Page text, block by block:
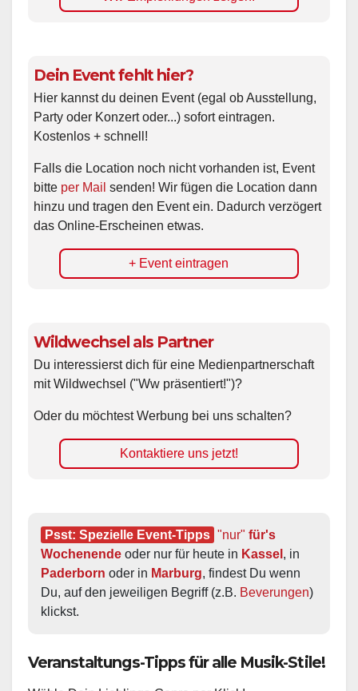
Dein Event fehlt hier?
Hier kannst du deinen Event (egal ob Ausstellung,
Party oder Konzert oder...) sofort eintragen.
Kostenlos + schnell!
Falls die Location noch nicht vorhanden ist, Event
bitte per Mail senden! Wir fügen die Location dann
hinzu und tragen den Event ein. Dadurch verzögert
das Online-Erscheinen etwas.
+ Event eintragen
Wildwechsel als Partner
Du interessierst dich für eine Medienpartnerschaft
mit Wildwechsel ("Ww präsentiert!")?
Oder du möchtest Werbung bei uns schalten?
Kontaktiere uns jetzt!
Psst: Spezielle Event-Tipps "nur" für's
Wochenende oder nur für heute in Kassel
Paderborn oder in Marburg, findest Du wenn
Du, auf den jeweiligen Begriff (z.B. Beverungen)
klickst.
Veranstaltungs-Tipps für alle Musik-Stile!